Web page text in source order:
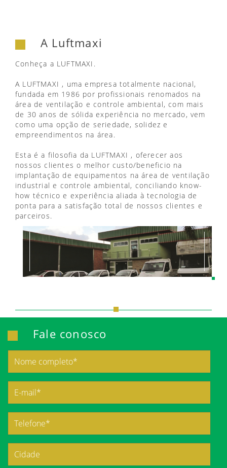
A Luftmaxi
Conheça a LUFTMAXI.
A LUFTMAXI , uma empresa totalmente nacional,
fundada em 1986 por profissionais renomados na
área de ventilação e controle ambiental, com mais
de 30 anos de sólida experiência no mercado, vem
como uma opção de seriedade, solidez e
empreendimentos na área.
Esta é a filosofia da LUFTMAXI , oferecer aos
nossos clientes o melhor custo/beneficio na
implantação de equipamentos na área de ventilação
industrial e controle ambiental, conciliando know-
how técnico e experiência aliada à tecnologia de
ponta para a satisfação total de nossos clientes e
parceiros.
Fale conosco